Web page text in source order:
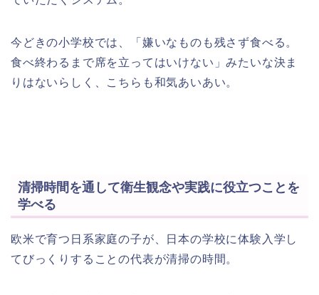
今どきの小学校では、「嫌いなものも残さず食べる。
食べ終わるまで席を立ってはいけない」みたいな決ま
りはないらしく、こちらも和気あいあい。
清掃時間を通して衛生観念や実践に役立つことを
学べる
欧米で育つ日系家庭の子が、日本の学校に体験入学し
てびっくりすることの代表が清掃の時間。